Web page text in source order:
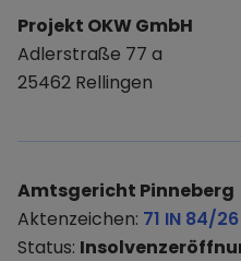
Projekt OKW GmbH
Adlerstraße 77 a
25462 Rellingen
Amtsgericht Pinneberg
Aktenzeichen: 71 IN 84/26
Status: